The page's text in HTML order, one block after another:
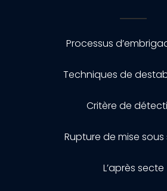
Processus
Techniques de
Critère de
Rupture de mise
L’après secte